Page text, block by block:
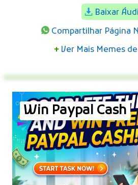
Baixar
Compartilhar Página
+ Ver Mais Memes
Win Paypal Cash